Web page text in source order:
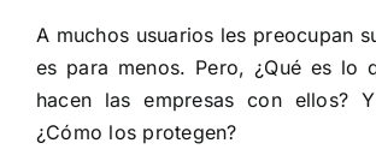
A muchos usuarios les preocupan
es para menos. Pero, ¿Qué es lo
hacen las empresas con ellos?
¿Cómo los protegen?